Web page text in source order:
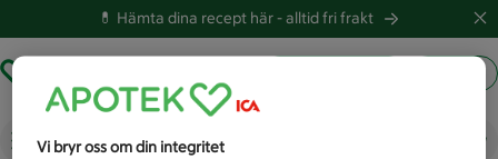
💊 Hämta dina recept här -alltid fri frakt
Vad letar du efter idag?
Vi bryr oss om din integritet